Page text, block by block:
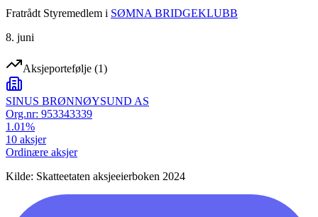
Fratrådt Styremedlem i SØMNA BRIDGEKLUBB
8. juni
Aksjeportefølje (1)
SINUS BRØNNØYSUND AS
Org.nr: 953343339
1.01%
10 aksjer
Ordinære aksjer
Kilde: Skatteetaten aksjeeierboken 2024